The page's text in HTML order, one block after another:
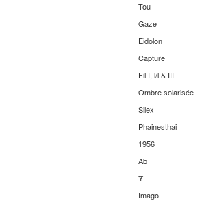
Tou
Gaze
Eidolon
Capture
Fil I, l/l & III
Ombre solarisée
Silex
Phainesthai
1956
Ab
Ɏ
Imago